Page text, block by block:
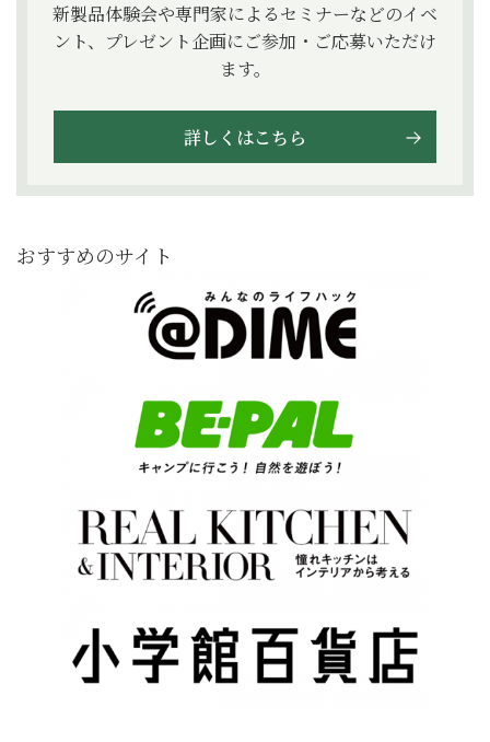
新製品体験会や専門家によるセミナーなどのイベ
ント、プレゼント企画にご参加・ご応募いただけ
ます。
詳しくはこちら
おすすめのサイト